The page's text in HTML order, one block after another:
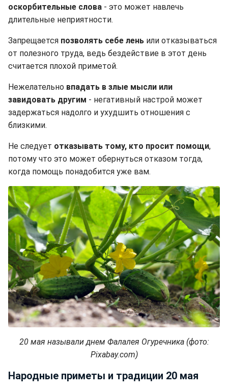
оскорбительные слова - это может навлечь
длительные неприятности.
Запрещается позволять себе лень или отказываться
от полезного труда, ведь бездействие в этот день
считается плохой приметой.
Нежелательно впадать в злые мысли или
завидовать другим - негативный настрой может
задержаться надолго и ухудшить отношения с
близкими.
Не следует отказывать тому, кто просит помощи,
потому что это может обернуться отказом тогда,
когда помощь понадобится уже вам.
20 мая называли днем Фалалея Огуречника (фото:
Pixabay.com)
Народные приметы и традиции 20 мая